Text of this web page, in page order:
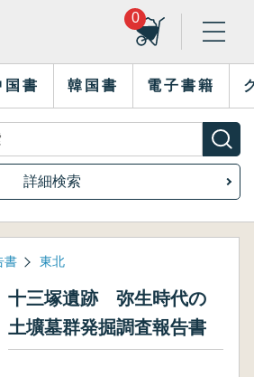
0
国書 韓国書 電子書籍
詳細検索
書 東北
十三塚遺跡 弥生時代の
土壙墓群発掘調査報告書